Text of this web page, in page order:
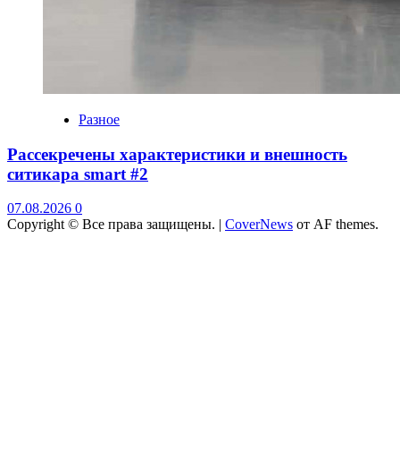
Разное
Рассекречены характеристики и внешность
ситикара smart #2
07.08.2026 0
Copyright © Все права защищены. | CoverNews от AF themes.